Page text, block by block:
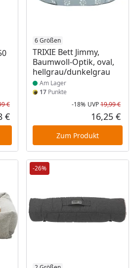
Rabatt in Prozent
Ursprünglicher Preis
€
Aktueller Preis
€
6 Größen
TRIXIE Bett Jimmy,
Baumwoll-Optik, oval,
hellgrau/dunkelgrau
Produkt am Lager
Am Lager
17Punkte
-18% UVP19,99 €
16,25 €
Zum Produkt
-26%